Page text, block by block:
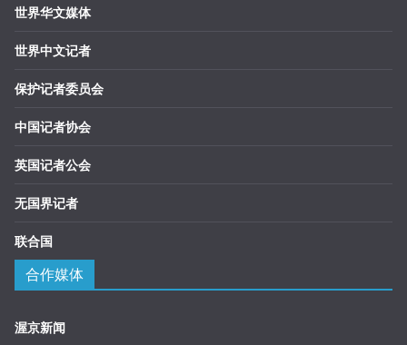
世界华文媒体
世界中文记者
保护记者委员会
中国记者协会
英国记者公会
无国界记者
联合国
合作媒体
渥京新闻